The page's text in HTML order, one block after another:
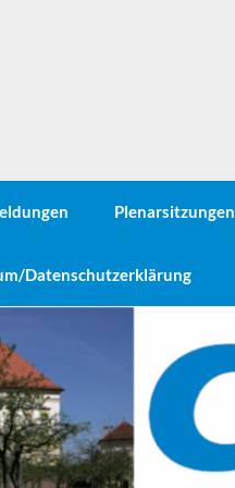
Plenarsitzungen
Datenschutzerklärung